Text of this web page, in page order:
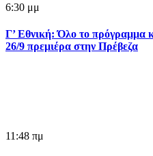
6:30 μμ
Γ’ Εθνική: Όλο το πρόγραμμα
26/9 πρεμιέρα στην Πρέβεζα
11:48 πμ